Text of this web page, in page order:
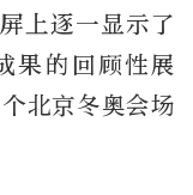
上逐一显示了
果的回顾性展
北京冬奥会场